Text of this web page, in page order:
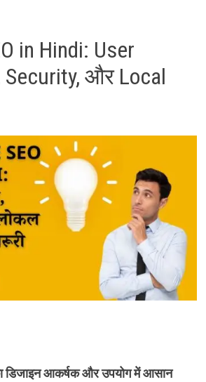
in Hindi: User
Security, और Local
डिजाइन आकर्षक और उपयोग में आसान